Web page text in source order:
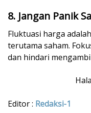
8. Jangan Panik
Fluktuasi harga
terutama saham.
dan hindari
Editor : Redaksi-1